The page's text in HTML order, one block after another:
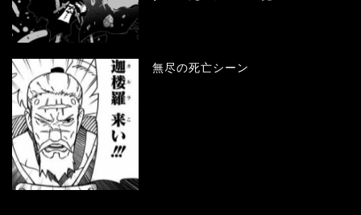
無尽の死亡シーン